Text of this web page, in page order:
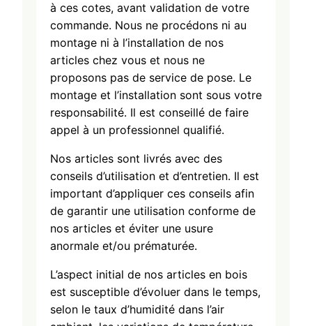
à ces cotes, avant validation de votre
commande. Nous ne procédons ni au
montage ni à l’installation de nos
articles chez vous et nous ne
proposons pas de service de pose. Le
montage et l’installation sont sous votre
responsabilité. Il est conseillé de faire
appel à un professionnel qualifié.
Nos articles sont livrés avec des
conseils d’utilisation et d’entretien. Il est
important d’appliquer ces conseils afin
de garantir une utilisation conforme de
nos articles et éviter une usure
anormale et/ou prématurée.
L’aspect initial de nos articles en bois
est susceptible d’évoluer dans le temps,
selon le taux d’humidité dans l’air